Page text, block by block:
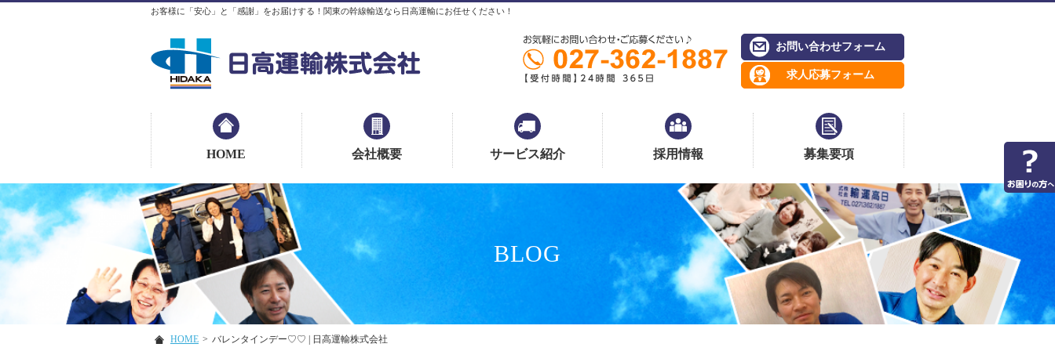
お客様に「安心」と「感謝」をお届けする！関東の幹線輸送なら日高運輸にお任せください！
お問い合わせフォーム
求人応募フォーム
HOME 会社概要 サービス紹介 採用情報 募集要項
BLOG
HOME > バレンタインデー♡♡ | 日高運輸株式会社